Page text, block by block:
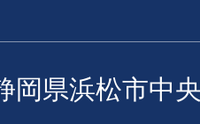
岡県浜松市中